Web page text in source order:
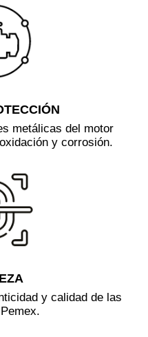
metálicas del motor
y corrosión.
y calidad de las